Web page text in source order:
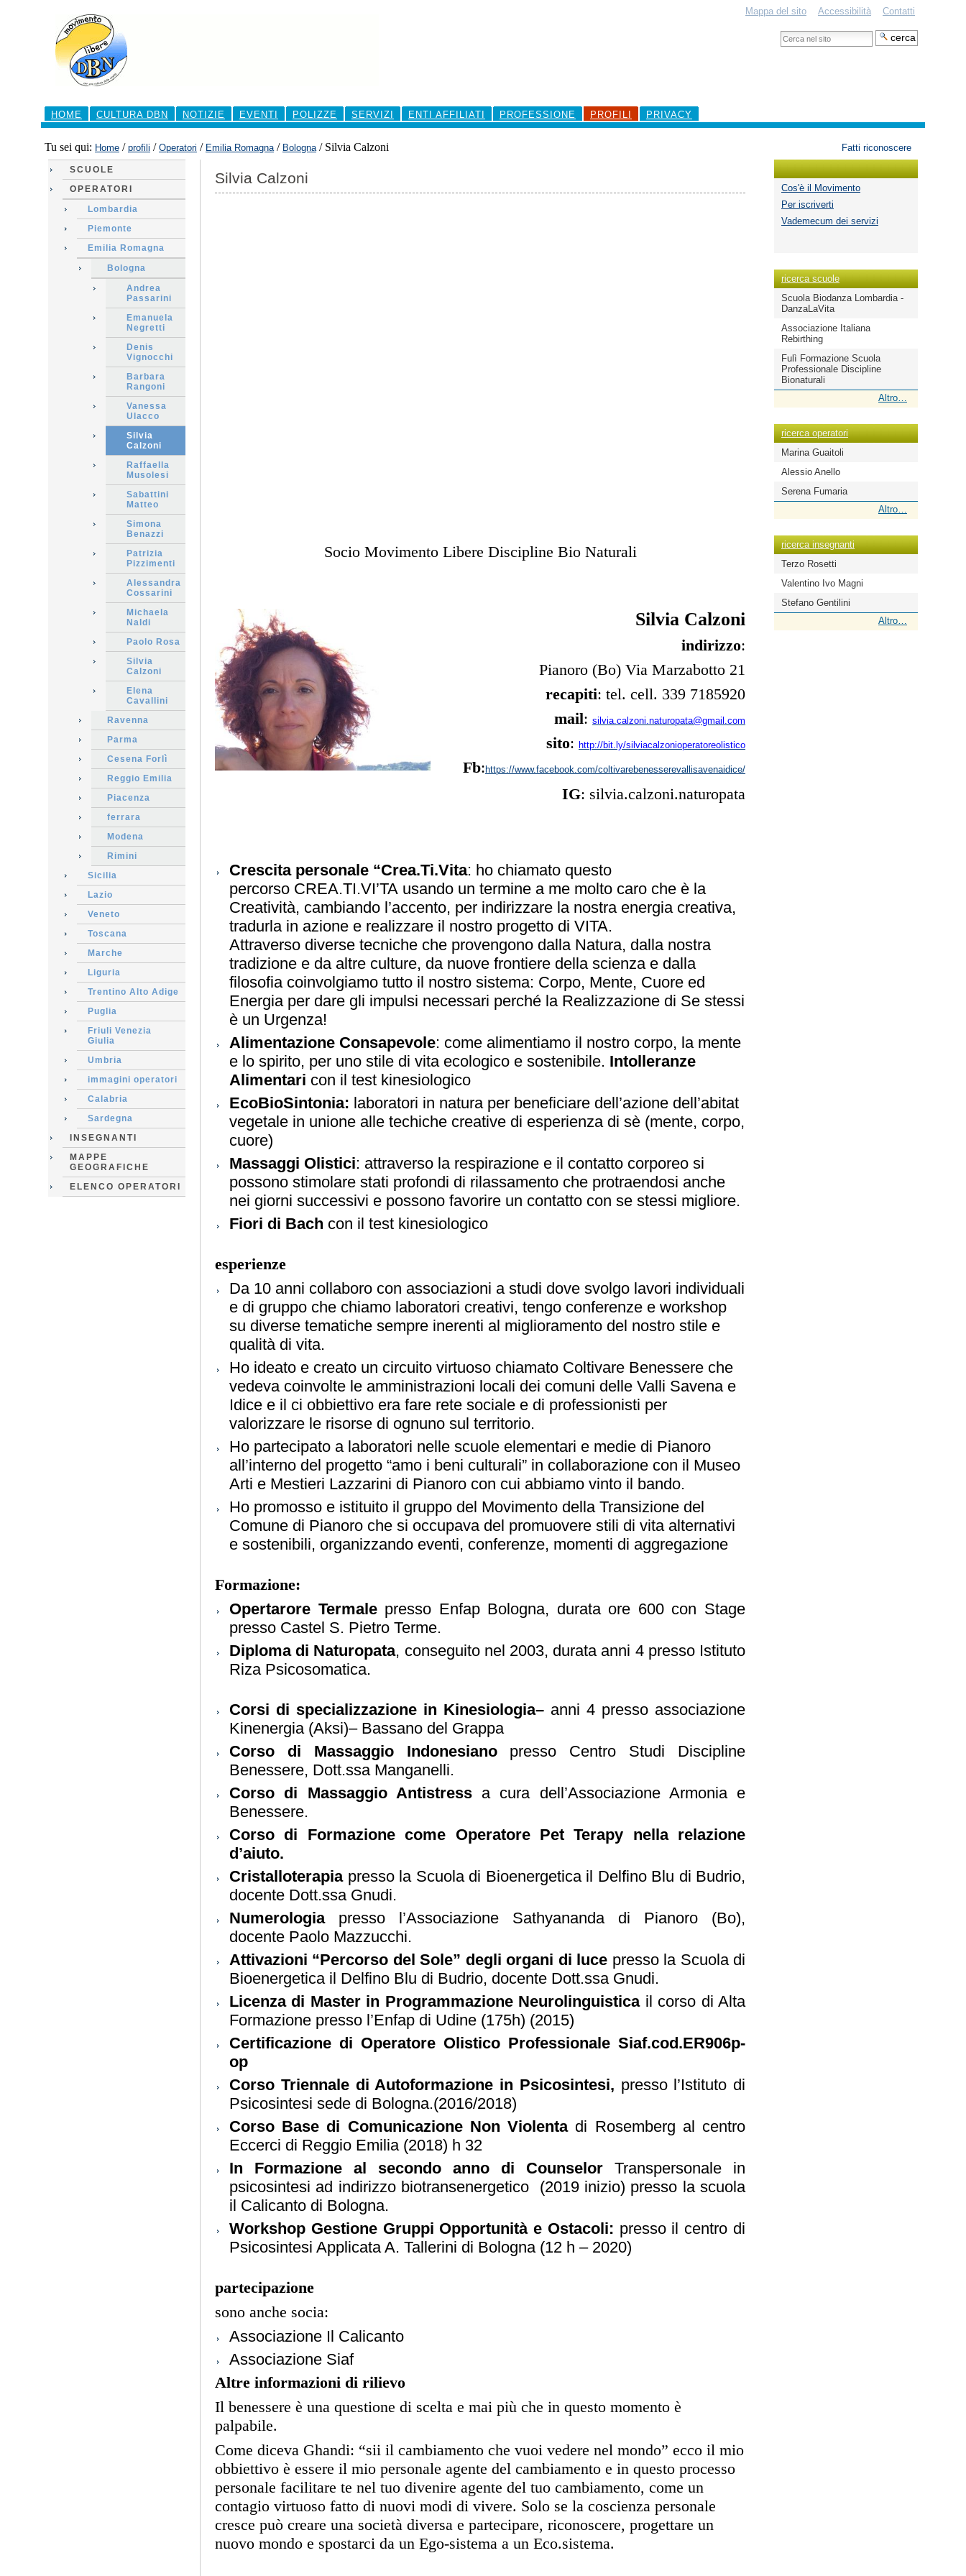
contenuti.
navigazione
Mappa del sito Accessibilità Contatti
Cerca
nel
Sezioni
HOME
CULTURA DBN NOTIZIE EVENTI POLIZZE SERVIZI ENTI AFFILIATI PROFESSIONE PROFILI PRIVACY
Fatti riconoscere
Tu sei qui: Home / profili / Operatori / Emilia Romagna / Bologna / Silvia Calzoni
SCUOLE
OPERATORI
Lombardia
Piemonte
Emilia Romagna
Bologna
Andrea
Passarini
Emanuela
Negretti
Denis
Vignocchi
Barbara
Rangoni
Vanessa
Ulacco
Silvia
Calzoni
Raffaella
Musolesi
Sabattini
Matteo
Simona
Benazzi
Patrizia
Pizzimenti
Alessandra
Cossarini
Michaela
Naldi
Paolo Rosa
Silvia
Calzoni
Elena
Cavallini
Ravenna
Parma
Cesena Forlì
Reggio Emilia
Piacenza
ferrara
Modena
Rimini
Sicilia
Lazio
Veneto
Toscana
Marche
Liguria
Trentino Alto Adige
Puglia
Friuli Venezia
Giulia
Umbria
immagini operatori
Calabria
Sardegna
INSEGNANTI
MAPPE
GEOGRAFICHE
ELENCO OPERATORI
Silvia Calzoni
Socio Movimento Libere Discipline Bio Naturali
Silvia Calzoni
indirizzo:
Pianoro (Bo) Via Marzabotto 21
recapiti: tel. cell. 339 7185920
mail: silvia.calzoni.naturopata@gmail.com
sito: http://bit.ly/silviacalzonioperatoreolistico
Fb: https://www.facebook.com/coltivarebenesserevallisavenaidice/
IG: silvia.calzoni.naturopata
Crescita personale “Crea.Ti.Vita: ho chiamato questo
percorso CREA.TI.VI’TA usando un termine a me molto caro che è la
Creatività, cambiando l’accento, per indirizzare la nostra energia creativa,
tradurla in azione e realizzare il nostro progetto di VITA.
Attraverso diverse tecniche che provengono dalla Natura, dalla nostra
tradizione e da altre culture, da nuove frontiere della scienza e dalla
filosofia coinvolgiamo tutto il nostro sistema: Corpo, Mente, Cuore ed
Energia per dare gli impulsi necessari perché la Realizzazione di Se stessi
è un Urgenza!
Alimentazione Consapevole: come alimentiamo il nostro corpo, la mente
e lo spirito, per uno stile di vita ecologico e sostenibile. Intolleranze
Alimentari con il test kinesiologico
EcoBioSintonia: laboratori in natura per beneficiare dell’azione dell’abitat
vegetale in unione alle techiche creative di esperienza di sè (mente, corpo,
cuore)
Massaggi Olistici: attraverso la respirazione e il contatto corporeo si
possono stimolare stati profondi di rilassamento che protraendosi anche
nei giorni successivi e possono favorire un contatto con se stessi migliore.
Fiori di Bach con il test kinesiologico
esperienze
Da 10 anni collaboro con associazioni a studi dove svolgo lavori individuali
e di gruppo che chiamo laboratori creativi, tengo conferenze e workshop
su diverse tematiche sempre inerenti al miglioramento del nostro stile e
qualità di vita.
Ho ideato e creato un circuito virtuoso chiamato Coltivare Benessere che
vedeva coinvolte le amministrazioni locali dei comuni delle Valli Savena e
Idice e il ci obbiettivo era fare rete sociale e di professionisti per
valorizzare le risorse di ognuno sul territorio.
Ho partecipato a laboratori nelle scuole elementari e medie di Pianoro
all’interno del progetto “amo i beni culturali” in collaborazione con il Museo
Arti e Mestieri Lazzarini di Pianoro con cui abbiamo vinto il bando.
Ho promosso e istituito il gruppo del Movimento della Transizione del
Comune di Pianoro che si occupava del promuovere stili di vita alternativi
e sostenibili, organizzando eventi, conferenze, momenti di aggregazione
Formazione:
Opertarore Termalepresso Enfap Bologna, durata ore 600 con Stage
presso Castel S. Pietro Terme.
Diploma di Naturopata, conseguito nel 2003, durata anni 4 presso Istituto
Riza Psicosomatica.
Corsi di specializzazione in Kinesiologia– anni 4 presso associazione
Kinenergia (Aksi)– Bassano del Grappa
Corso di Massaggio Indonesiano presso Centro Studi Discipline
Benessere, Dott.ssa Manganelli.
Corso di Massaggio Antistress a cura dell’Associazione Armonia e
Benessere.
Corso di Formazione come Operatore Pet Terapy nella relazione
d’aiuto.
Cristalloterapia presso la Scuola di Bioenergetica il Delfino Blu di Budrio,
docente Dott.ssa Gnudi.
Numerologia presso l’Associazione Sathyananda di Pianoro (Bo),
docente Paolo Mazzucchi.
Attivazioni “Percorso del Sole” degli organi di luce presso la Scuola di
Bioenergetica il Delfino Blu di Budrio, docente Dott.ssa Gnudi.
Licenza di Master in Programmazione Neurolinguistica il corso di Alta
Formazione presso l’Enfap di Udine (175h) (2015)
Certificazione di Operatore Olistico Professionale Siaf.cod.ER906p-
op
Corso Triennale di Autoformazione in Psicosintesi, presso l’Istituto di
Psicosintesi sede di Bologna.(2016/2018)
Corso Base di Comunicazione Non Violentadi Rosemberg al centro
Eccerci di Reggio Emilia (2018) h 32
In Formazione al secondo anno di Counselor Transpersonale in
psicosintesi ad indirizzo biotransenergetico (2019 inizio) presso la scuola
il Calicanto di Bologna.
Workshop Gestione Gruppi Opportunità e Ostacoli: presso il centro di
Psicosintesi Applicata A. Tallerini di Bologna (12 h – 2020)
partecipazione
sono anche socia:
Associazione Il Calicanto
Associazione Siaf
Altre informazioni di rilievo
Il benessere è una questione di scelta e mai più che in questo momento è
palpabile.
Come diceva Ghandi: “sii il cambiamento che vuoi vedere nel mondo” ecco il mio
obbiettivo è essere il mio personale agente del cambiamento e in questo processo
personale facilitare te nel tuo divenire agente del tuo cambiamento, come un
contagio virtuoso fatto di nuovi modi di vivere. Solo se la coscienza personale
cresce può creare una società diversa e partecipare, riconoscere, progettare un
nuovo mondo e spostarci da un Ego-sistema a un Eco.sistema.
Cos'è il Movimento
Per iscriverti
Vademecum dei servizi
ricerca scuole
Scuola Biodanza Lombardia -
DanzaLaVita
Associazione Italiana
Rebirthing
Fulì Formazione Scuola
Professionale Discipline
Bionaturali
scuole
-
Altro…
ricerca operatori
Marina Guaitoli
Alessio Anello
Serena Fumaria
operatori
-
Altro…
ricerca insegnanti
Terzo Rosetti
Valentino Ivo Magni
Stefano Gentilini
insegnanti
Altro…